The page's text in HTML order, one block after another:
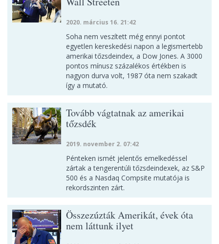
2020. március 16. 21:42
Soha nem veszített még ennyi pontot
egyetlen kereskedési napon a legismertebb
amerikai tőzsdeindex, a Dow Jones. A 3000
pontos mínusz százalékos értékben is
nagyon durva volt, 1987 óta nem szakadt
így a mutató.
Tovább vágtatnak az amerikai
tőzsdék
2019. november 2. 07:42
Pénteken ismét jelentős emelkedéssel
zártak a tengerentúli tőzsdeindexek, az S&P
500 és a Nasdaq Compsite mutatója is
rekordszinten zárt.
Összezúzták Amerikát, évek óta
nem láttunk ilyet